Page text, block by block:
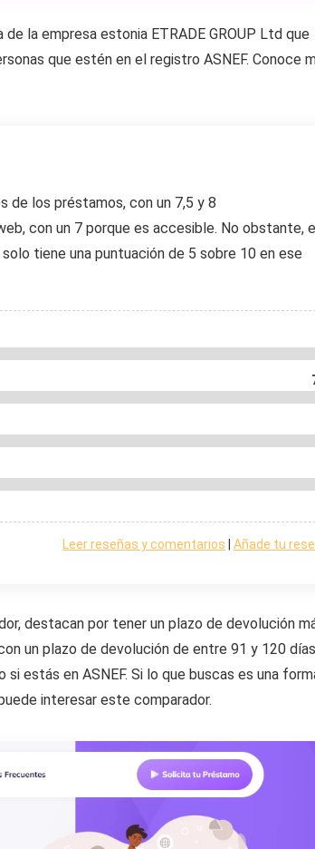
la empresa estonia ETRADE GROUP Ltd que
que estén en el registro ASNEF. Conoce
de los préstamos, con un 7,5 y 8
con un 7 porque es accesible. No obstante,
tiene una puntuación de 5 sobre 10 en ese
Añade tu
Leer reseñas y comentarios
destacan por tener un plazo de devolución
un plazo de devolución de entre 91 y 120
estás en ASNEF. Si lo que buscas es una
interesar este comparador.